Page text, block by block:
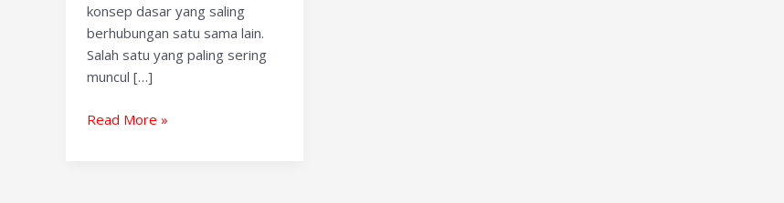
konsep dasar yang saling
berhubungan satu sama lain.
Salah satu yang paling sering
muncul […]
Read More »